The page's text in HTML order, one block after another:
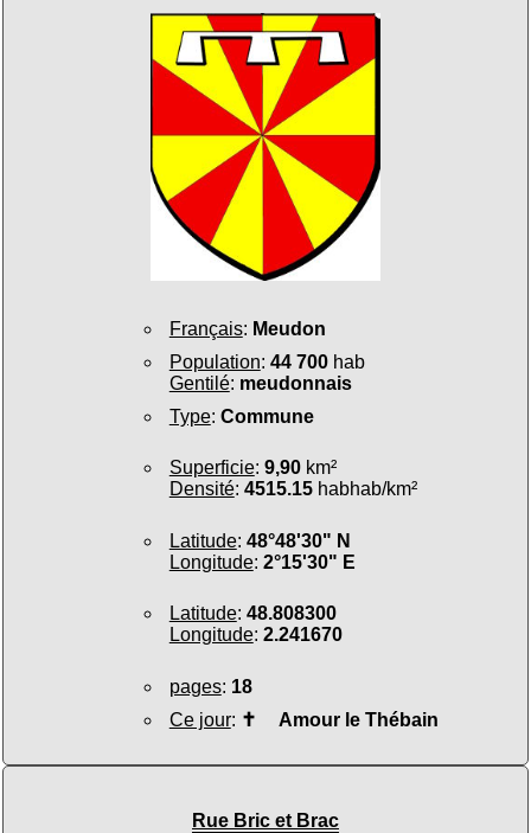
Français: Meudon
Population: 44 700hab
Gentilé: meudonnais
Type: Commune
Superficie: 9,90km²
Densité: 4515.15habhab/km²
Latitude: 48°48'30" N
Longitude: 2°15'30" E
Latitude: 48.808300
Longitude: 2.241670
pages: 18
Ce jour: ✝ Amour le Thébain
Rue Bric et Brac